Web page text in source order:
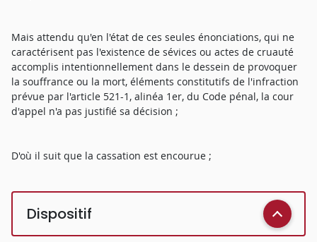
Mais attendu qu'en l'état de ces seules énonciations, qui ne
caractérisent pas l'existence de sévices ou actes de cruauté
accomplis intentionnellement dans le dessein de provoquer
la souffrance ou la mort, éléments constitutifs de l'infraction
prévue par l'article 521-1, alinéa 1er, du Code pénal, la cour
d'appel n'a pas justifié sa décision ;
D'où il suit que la cassation est encourue ;
Dispositif